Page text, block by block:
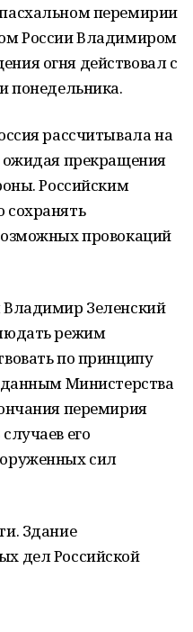
перемирии
России Владимиром
огня действовал с
понедельника.
рассчитывала на
ожидая прекращения
Российским
сохранять
провокаций
Владимир Зеленский
режим
по принципу
данным Министерства
перемирия
его
сил
Здание
дел Российской